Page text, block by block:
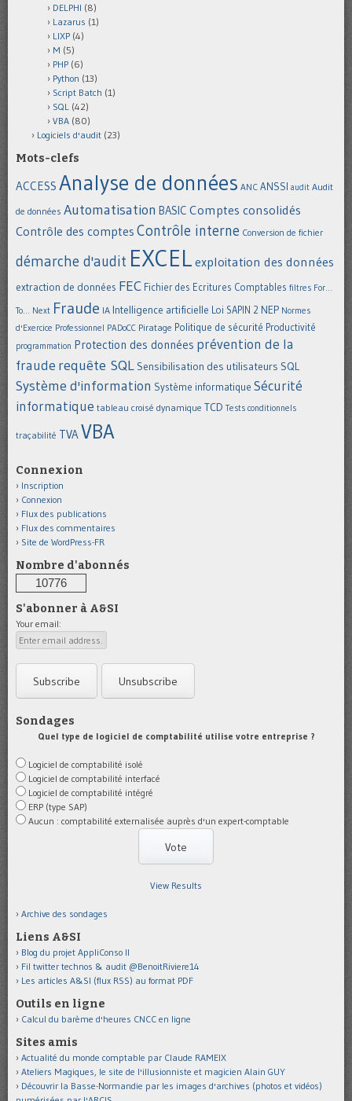
DELPHI (8)
Lazarus (1)
LIXP (4)
M (5)
PHP (6)
Python (13)
Script Batch (1)
SQL (42)
VBA (80)
Logiciels d'audit (23)
Mots-clefs
ACCESS Analyse de données ANC ANSSI audit Audit
de données Automatisation BASIC Comptes consolidés
Contrôle des comptes Contrôle interne Conversion de fichier
démarche d'audit EXCEL exploitation des données
extraction de données FEC Fichier des Ecritures Comptables filtres For...
To... Next Fraude IA Intelligence artificielle Loi SAPIN 2 NEP Normes
d'Exercice Professionnel PADoCC Piratage Politique de sécurité Productivité
programmation Protection des données prévention de la
fraude requête SQL Sensibilisation des utilisateurs SQL
Système d'information Système informatique Sécurité
informatique tableau croisé dynamique TCD Tests conditionnels
traçabilité TVA VBA
Connexion
Inscription
Connexion
Flux des publications
Flux des commentaires
Site de WordPress-FR
Nombre d'abonnés
10776
S'abonner à A&SI
Your email:
Sondages
Quel type de logiciel de comptabilité utilise votre entreprise ?
Logiciel de comptabilité isolé
Logiciel de comptabilité interfacé
Logiciel de comptabilité intégré
ERP (type SAP)
Aucun : comptabilité externalisée auprès d'un expert-comptable
View Results
Archive des sondages
Liens A&SI
Blog du projet AppliConso II
Fil twitter technos & audit @BenoitRiviere14
Les articles A&SI (flux RSS) au format PDF
Outils en ligne
Calcul du barème d'heures CNCC en ligne
Sites amis
Actualité du monde comptable par Claude RAMEIX
Ateliers Magiques, le site de l'illusionniste et magicien Alain GUY
Découvrir la Basse-Normandie par les images d'archives (photos et vidéos)